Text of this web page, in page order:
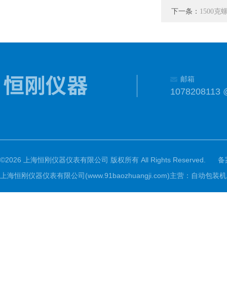
下一条： 1500克
邮箱
1078208113
©2026 上海恒刚仪器仪表有限公司 版权所有 All Rights Reserved.
备
上海恒刚仪器仪表有限公司(www.91baozhuangji.com)主营：自动包